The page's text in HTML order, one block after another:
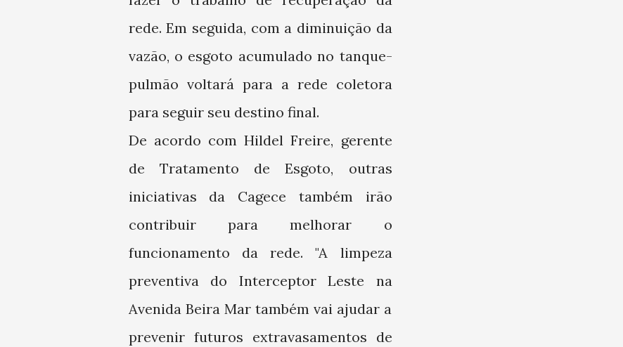
rede. Em seguida, com a diminuição da
vazão, o esgoto acumulado no tanque-
pulmão voltará para a rede coletora
para seguir seu destino final.
De acordo com Hildel Freire, gerente
de Tratamento de Esgoto, outras
iniciativas da Cagece também irão
contribuir para melhorar o
funcionamento da rede. "A limpeza
preventiva do Interceptor Leste na
Avenida Beira Mar também vai ajudar a
prevenir futuros extravasamentos de